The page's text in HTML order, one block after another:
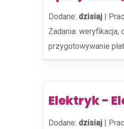
Dodane: dzisiaj |
Zadania:
przygotowywanie
Elektryk -
Dodane: dzisiaj |